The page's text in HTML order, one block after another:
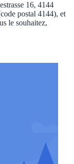
16, 4144
postal 4144), et
le souhaitez,